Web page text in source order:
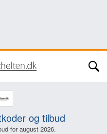
og tilbud
for august 2026.